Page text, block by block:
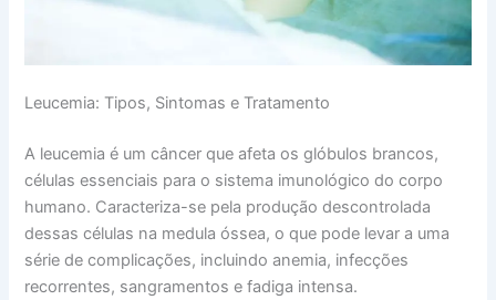
Leucemia: Tipos, Sintomas e Tratamento
A leucemia é um câncer que afeta os glóbulos brancos,
células essenciais para o sistema imunológico do corpo
humano. Caracteriza-se pela produção descontrolada
dessas células na medula óssea, o que pode levar a uma
série de complicações, incluindo anemia, infecções
recorrentes, sangramentos e fadiga intensa.